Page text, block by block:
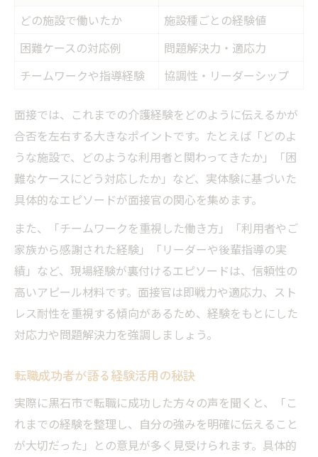
どの施設で働いたか
施設種ごとの経験値
困難ケースの対応例
問題解決力・適応力
チームワークや指導経験
協調性・リーダーシップ
面接では、これまでの介護経験をどのように伝えるかが
合否を左右する大きなポイントです。たとえば「どのよ
うな施設で、どのような利用者と関わってきたか」「困
難なケースにどう対応したか」など、実体験に基づいた
具体的なエピソードが面接官の関心を集めます。
また、「チームワークを重視した働き方」「利用者やご
家族から感謝された経験」「リーダーや後輩指導の実
績」など、現場経験が裏付けるエピソードは、信頼性の
高いアピール材料です。面接官は即戦力や適応力、スト
レス耐性を重視する傾向があるため、経験をもとにした
対応力や問題解決力を強調しましょう。
転職成功者が語る経験活用の秘訣
実際に黒石市で転職に成功した方々の声を聞くと、「こ
れまでの経験を整理し、自分の強みを明確に伝えること
が大切だった」との意見が多く見受けられます。具体的